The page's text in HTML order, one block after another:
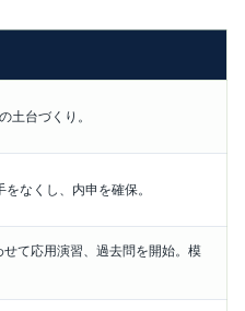
土台づくり。
なくし、内申を確保。
て応用演習、過去問を開始。模